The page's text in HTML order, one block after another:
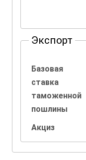
Экспорт
Базовая
ставка
таможенной
пошлины
Акциз